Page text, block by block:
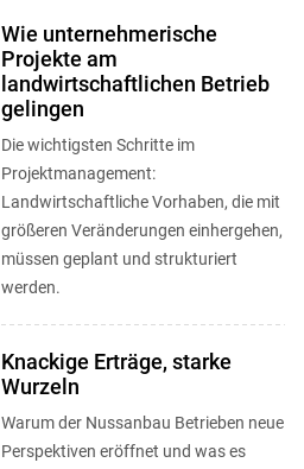
Wie unternehmerische
Projekte am
landwirtschaftlichen Betrieb
gelingen
Die wichtigsten Schritte im
Projektmanagement:
Landwirtschaftliche Vorhaben, die mit
größeren Veränderungen einhergehen,
müssen geplant und strukturiert
werden.
Knackige Erträge, starke
Wurzeln
Warum der Nussanbau Betrieben neue
Perspektiven eröffnet und was es